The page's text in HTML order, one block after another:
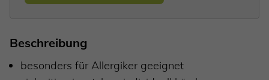
Beschreibung
besonders für Allergiker geeignet